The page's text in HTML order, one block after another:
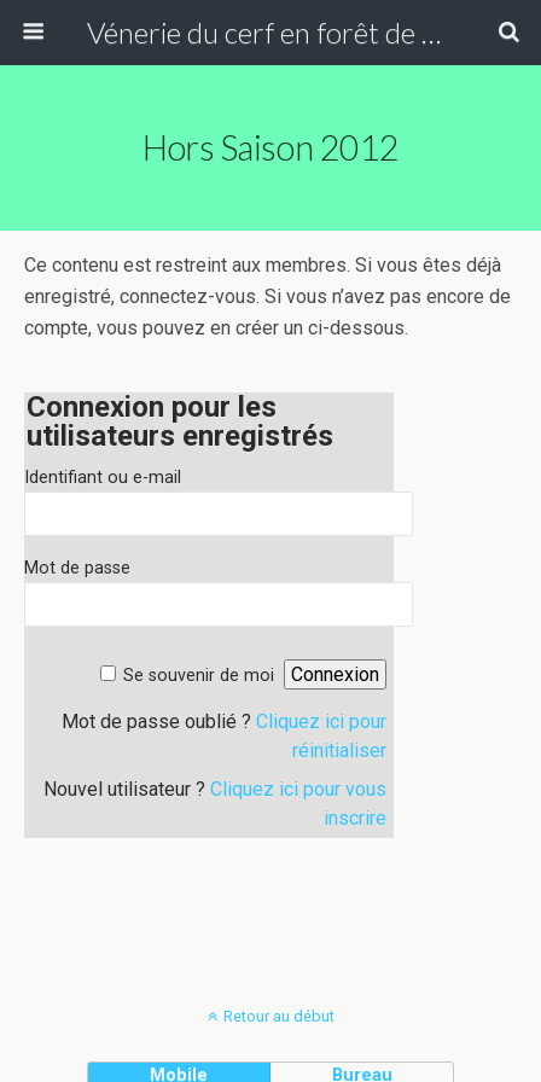
Vénerie du cerf en forêt de Compiègne
Hors Saison 2012
Ce contenu est restreint aux membres. Si vous êtes déjà
enregistré, connectez-vous. Si vous n’avez pas encore de
compte, vous pouvez en créer un ci-dessous.
Connexion pour les
utilisateurs enregistrés
Identifiant ou e-mail
Mot de passe
Se souvenir de moi
Mot de passe oublié ? Cliquez ici pour
réinitialiser
Nouvel utilisateur ? Cliquez ici pour vous
inscrire
Retour au début
Mobile Bureau